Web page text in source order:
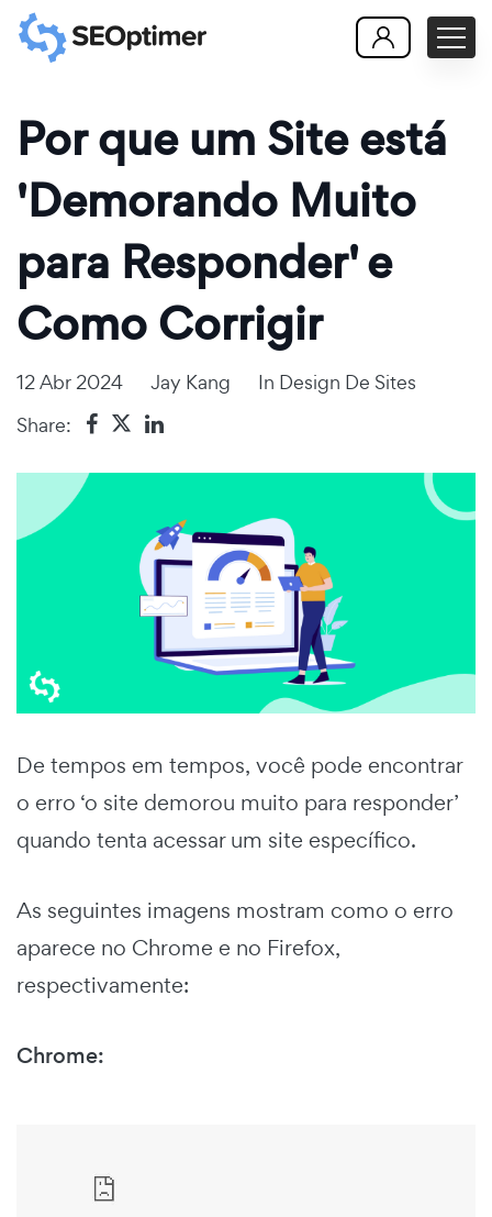
Por que um Site está
'Demorando Muito
para Responder' e
Como Corrigir
12 Abr 2024 Jay Kang In Design De Sites
Share:
De tempos em tempos, você pode encontrar
o erro ‘o site demorou muito para responder’
quando tenta acessar um site específico.
As seguintes imagens mostram como o erro
aparece no Chrome e no Firefox,
respectivamente:
Chrome: